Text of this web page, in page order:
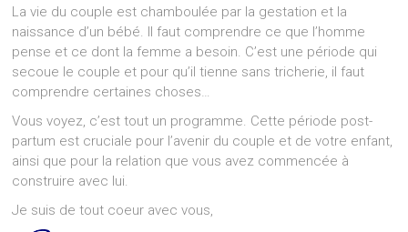
La vie du couple est chamboulée par la gestation et la
naissance d’un bébé. Il faut comprendre ce que l’homme
pense et ce dont la femme a besoin. C’est une période qui
secoue le couple et pour qu’il tienne sans tricherie, il faut
comprendre certaines choses…
Vous voyez, c’est tout un programme. Cette période post-
partum est cruciale pour l’avenir du couple et de votre enfant,
ainsi que pour la relation que vous avez commencée à
construire avec lui.
Je suis de tout coeur avec vous,